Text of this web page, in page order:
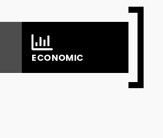
ECONOMIC